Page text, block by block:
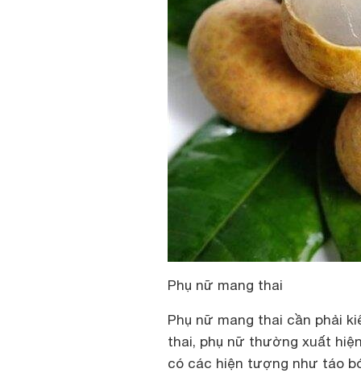
Phụ nữ mang thai
Phụ nữ mang thai cần phải
thai, phụ nữ thường xuất
có các hiện tượng như táo